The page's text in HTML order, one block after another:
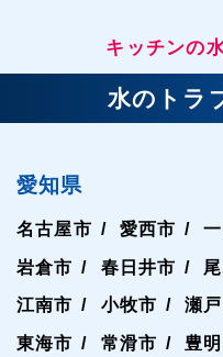
キッチンの
水のトラ
愛知県
名古屋市 愛西市
岩倉市 春日井市
江南市 小牧市 瀬
東海市 常滑市 豊